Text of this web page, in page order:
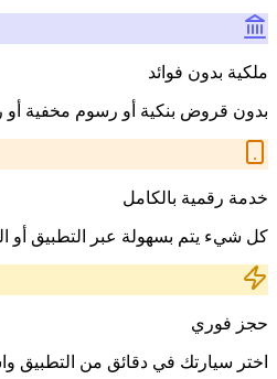
ملكية بدون فوائد
بدون قروض بنكية أو رسوم مخفية أو
خدمة رقمية بالكامل
كل شيء يتم بسهولة عبر التطبيق أو
حجز فوري
اختر سيارتك في دقائق من التطبيق